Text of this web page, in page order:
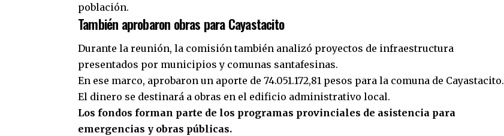
población.
También aprobaron obras para Cayastacito
Durante la reunión, la comisión también analizó proyectos de infraestructura
presentados por municipios y comunas santafesinas.
En ese marco, aprobaron un aporte de 74.051.172,81 pesos para la comuna de Cayastacito.
El dinero se destinará a obras en el edificio administrativo local.
Los fondos forman parte de los programas provinciales de asistencia para
emergencias y obras públicas.